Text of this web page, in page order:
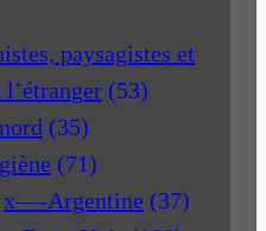
paysagistes et
(53)
(35)
(71)
x—-Argentine (37)